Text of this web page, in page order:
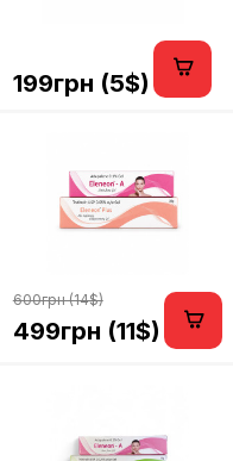
199грн (5$)
600грн (14$)
499грн (11$)